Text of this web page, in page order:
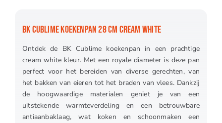
BK CUBLIME KOEKENPAN 28 CM CREAM WHITE
Ontdek de BK Cublime koekenpan in een prachtige
cream white kleur. Met een royale diameter is deze pan
perfect voor het bereiden van diverse gerechten, van
het bakken van eieren tot het braden van vlees. Dankzij
de hoogwaardige materialen geniet je van een
uitstekende warmteverdeling en een betrouwbare
antiaanbaklaag, wat koken en schoonmaken een